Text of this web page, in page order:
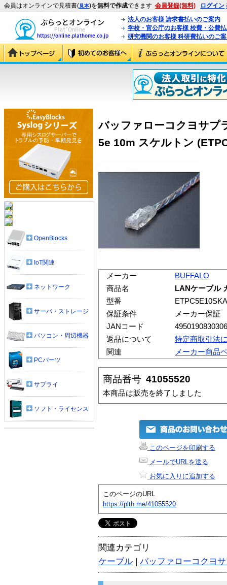
会員はオンラインで見積書(見本)を無料で作成できます 会員登録(無料) ログイン
法人のお客様 請求書払いのご案内
学校・官公庁のお客様 校費・公費
研究機関のお客様 科研費払いのご
バッファローコクヨサプ
5e 10m スケルトン
メーカー
BUFFALO
商品名
LANケーブル
型番
ETPC5E10SKA
保証条件
メーカー保証
JANコード
4950190830306
返品について
特定商取引法
関連
メーカー商品
商品番号 41055520
本商品は販売を終了しました
このページを印刷する
メールでURLを送る
お気に入りに追加する
このページのURL
https://plth.me/41055520
関連カテゴリ
ケーブル | バッファローコクヨ
OpenBlocks
IoT関連
ネットワーク
サーバ・ストレージ
パソコン・周辺機器
PCパーツ
サプライ
ソフト・ライセンス